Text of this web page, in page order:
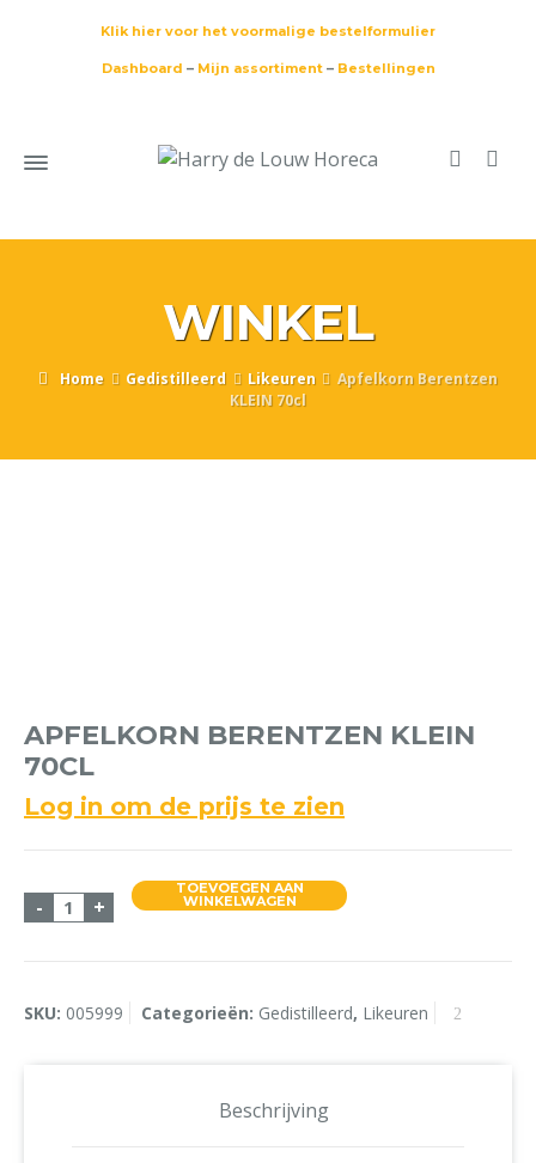
Klik hier voor het voormalige bestelformulier
Dashboard – Mijn assortiment– Bestellingen
WINKEL
Home Gedistilleerd Likeuren
Apfelkorn Berentzen
KLEIN 70cl
APFELKORN BERENTZEN KLEIN
70CL
Log in om de prijs te zien
- Apfelkorn Berentzen KLEIN 70cl aantal
+
TOEVOEGEN AAN
WINKELWAGEN
SKU: 005999 Categorieën: Gedistilleerd, Likeuren
Beschrijving